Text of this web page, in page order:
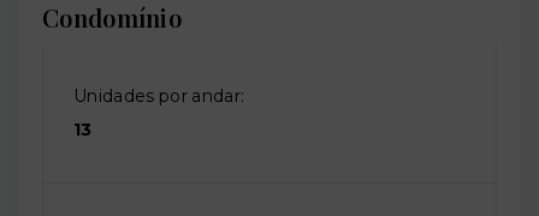
Condomínio
Unidades por andar:
13